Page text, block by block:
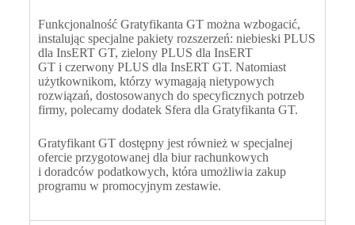
Funkcjonalność Gratyfikanta GT można wzbogacić,
instalując specjalne pakiety rozszerzeń: niebieski PLUS
dla InsERT GT, zielony PLUS dla InsERT
GT i czerwony PLUS dla InsERT GT. Natomiast
użytkownikom, którzy wymagają nietypowych
rozwiązań, dostosowanych do specyficznych potrzeb
firmy, polecamy dodatek Sfera dla Gratyfikanta GT.
Gratyfikant GT dostępny jest również w specjalnej
ofercie przygotowanej dla biur rachunkowych
i doradców podatkowych, która umożliwia zakup
programu w promocyjnym zestawie.